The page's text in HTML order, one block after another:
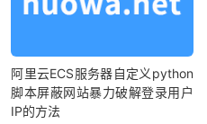
阿里云ECS服务器自定义python
脚本屏蔽网站暴力破解登录用户
IP的方法